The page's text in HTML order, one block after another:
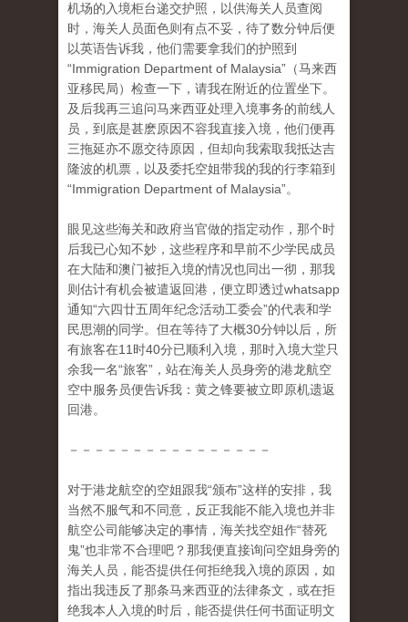
机场的入境柜台递交护照，以供海关人员查阅
时，海关人员面色则有点不妥，待了数分钟后便
以英语告诉我，他们需要拿我们的护照到
“Immigration Department of Malaysia”（马来西
亚移民局）检查一下，请我在附近的位置坐下。
及后我再三追问马来西亚处理入境事务的前线人
员，到底是甚麽原因不容我直接入境，他们便再
三拖延亦不愿交待原因，但却向我索取我抵达吉
隆波的机票，以及委托空姐带我的我的行李箱到
“Immigration Department of Malaysia”。
眼见这些海关和政府当官做的指定动作，那个时
后我已心知不妙，这些程序和早前不少学民成员
在大陆和澳门被拒入境的情况也同出一彻，那我
则估计有机会被遣返回港，便立即透过whatsapp
通知“六四廿五周年纪念活动工委会”的代表和学
民思潮的同学。但在等待了大概30分钟以后，所
有旅客在11时40分已顺利入境，那时入境大堂只
余我一名“旅客”，站在海关人员身旁的港龙航空
空中服务员便告诉我：黄之锋要被立即原机遗返
回港。
－－－－－－－－－－－－－－－－
对于港龙航空的空姐跟我“颁布”这样的安排，我
当然不服气和不同意，反正我能不能入境也并非
航空公司能够决定的事情，海关找空姐作“替死
鬼”也非常不合理吧？那我便直接询问空姐身旁的
海关人员，能否提供任何拒绝我入境的原因，如
指出我违反了那条马来西亚的法律条文，或在拒
绝我本人入境的时后，能否提供任何书面证明文